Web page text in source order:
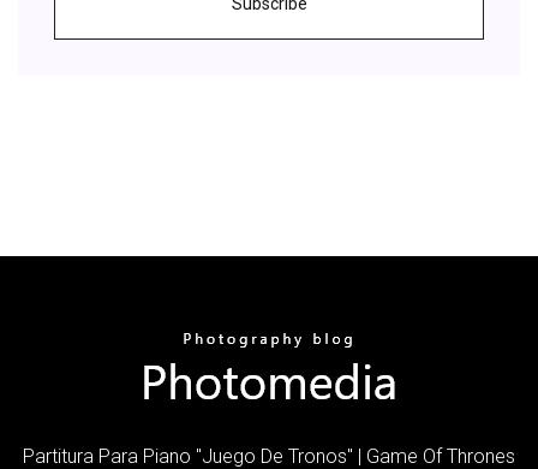
Partitura Para Piano "Juego De Tronos" | Game Of Thrones